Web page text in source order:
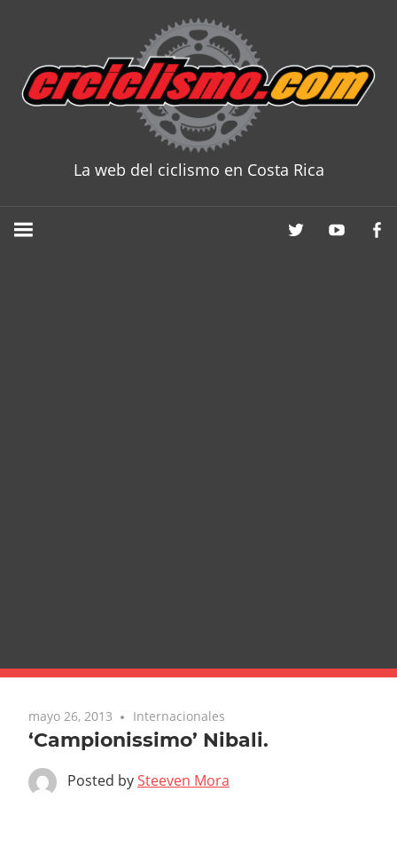
content
La web del ciclismo en Costa Rica
mayo 26, 2013 Internacionales
‘Campionissimo’ Nibali.
Posted bySteeven Mora